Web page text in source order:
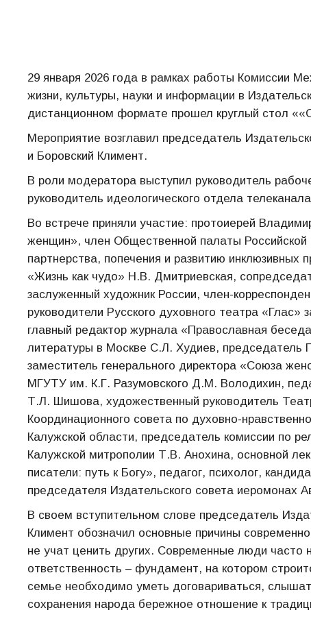
29 января 2026 года в рамках работы Комиссии
жизни, культуры, науки и информации в
дистанционном формате прошел круглый стол
Мероприятие возглавил председатель
и Боровский Климент.
В роли модератора выступил руководитель
руководитель идеологического отдела
Во встрече приняли участие: протоиерей
женщин», член Общественной палаты
партнерства, попечения и развитию инклюзивных
«Жизнь как чудо» Н.В. Дмитриевская,
заслуженный художник России, член-
руководители Русского духовного театра
главный редактор журнала «Православная
литературы в Москве С.Л. Худиев, председатель
заместитель генерального директора «Союза
МГУТУ им. К.Г. Разумовского Д.М. Володихин,
Т.Л. Шишова, художественный руководитель
Координационного совета по духовно-
Калужской области, председатель комиссии по
Калужской митрополии Т.В. Анохина, основной
писатели: путь к Богу», педагог, психолог,
председателя Издательского совета иеромонах
В своем вступительном слове председатель
Климент обозначил основные причины
не учат ценить других. Современные люди часто
ответственность – фундамент, на котором
семье необходимо уметь договариваться,
сохранения народа бережное отношение к